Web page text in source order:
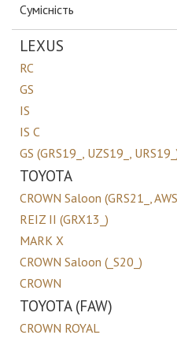
Сумісність
LEXUS
RC
GS
IS
IS C
GS (GRS19_, UZS19_,
TOYOTA
CROWN Saloon (GRS21_,
REIZ II (GRX13_)
MARK X
CROWN Saloon (_S20_)
CROWN
TOYOTA (FAW)
CROWN ROYAL